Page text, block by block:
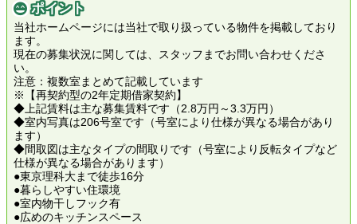
ポイント
当社ホームページには当社で取り扱っている物件を掲載しており
ます。
現在の募集状況に関しては、スタッフまでお問い合わせくださ
い。
注意：複数室まとめて記載しています
※【再契約型の2年定期借家契約】
◆上記賃料は主な募集賃料です（2.8万円～3.3万円）
◆室内写真は206号室です（号室により仕様が異なる場合があり
ます）
◆間取図は主なタイプの間取りです（号室により反転タイプなど
仕様が異なる場合があります）
●東京理科大まで徒歩16分
●暮らしやすい住環境
●室内物干しフック有
●広めのキッチンスペース